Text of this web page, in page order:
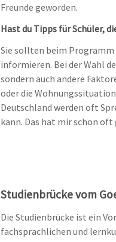
Freunde geworden.
Hast du Tipps für Schüler,
Sie sollten beim Programm
informieren. Bei der Wahl
sondern auch andere
oder die
Deutschland werden oft
kann. Das hat mir schon
Studienbrücke vom
Die Studienbrücke ist ein
fachsprachlichen und